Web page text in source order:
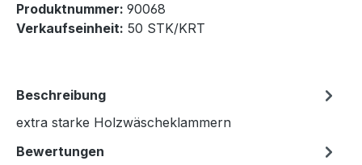
Produktnummer: 90068
Verkaufseinheit: 50 STK/KRT
Beschreibung
extra starke Holzwäscheklammern
Bewertungen